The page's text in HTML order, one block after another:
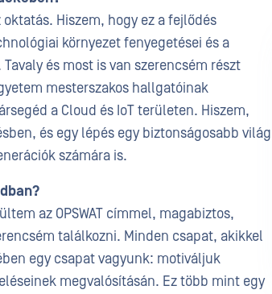
Hiszem, hogy ez a fejlődés
környezet fenyegetései és a
és most is van szerencsém részt
mesterszakos hallgatóinak
a Cloud és IoT területen. Hiszem,
és egy lépés egy biztonságosabb világ
számára is.
az OPSWAT címmel, magabiztos,
találkozni. Minden csapat, akikkel
egy csapat vagyunk: motiváljuk
megvalósításán. Ez több mint egy